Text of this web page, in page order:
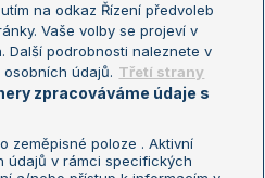
na odkaz Řízení předvoleb
Vaše volby se projeví v
Další podrobnosti naleznete v
údajů. Třetí strany
zpracováváme údaje s
zeměpisné poloze . Aktivní
údajů v rámci specifických